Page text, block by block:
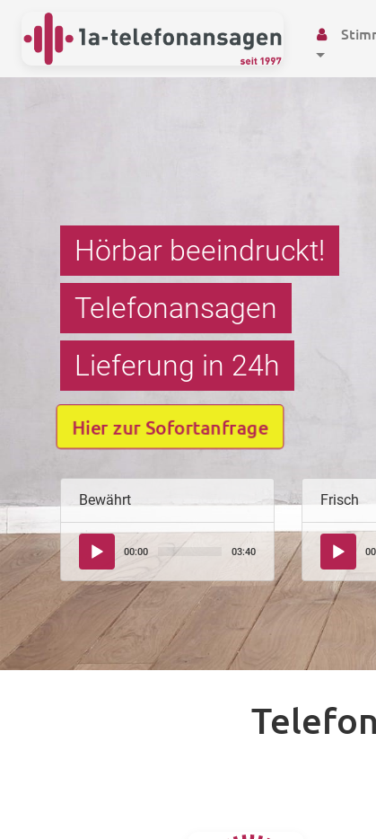
Hörbar beeindruckt!
Telefonansagen
Wartemusik
Hier zur Sofortanfrage
Bewährt
Audio-
Player
00:00 03:40
Frisch
Audio-
Player